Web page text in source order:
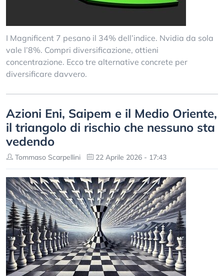
I Magnificent 7 pesano il 34% dell’indice. Nvidia da sola
vale l’8%. Compri diversificazione, ottieni
concentrazione. Ecco tre alternative concrete per
diversificare davvero.
Azioni Eni, Saipem e il Medio Oriente,
il triangolo di rischio che nessuno sta
vedendo
Tommaso Scarpellini 22 Aprile 2026 - 17:43